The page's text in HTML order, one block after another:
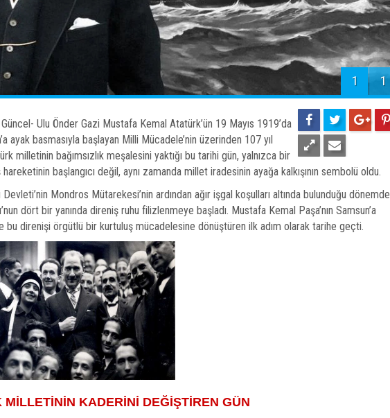
1 1
Ulu Önder Gazi Mustafa Kemal Atatürk’ün 19 Mayıs 1919’da
ayak basmasıyla başlayan Milli Mücadele’nin üzerinden 107 yıl
milletinin bağımsızlık meşalesini yaktığı bu tarihi gün, yalnızca bir
başlangıcı değil, aynı zamanda millet iradesinin ayağa kalkışının sembolü oldu.
Devleti’nin Mondros Mütarekesi’nin ardından ağır işgal koşulları altında bulunduğu dönemde
dört bir yanında direniş ruhu filizlenmeye başladı. Mustafa Kemal Paşa’nın Samsun’a
bu direnişi örgütlü bir kurtuluş mücadelesine dönüştüren ilk adım olarak tarihe geçti.
MİLLETİNİN KADERİNİ DEĞİŞTİREN GÜN